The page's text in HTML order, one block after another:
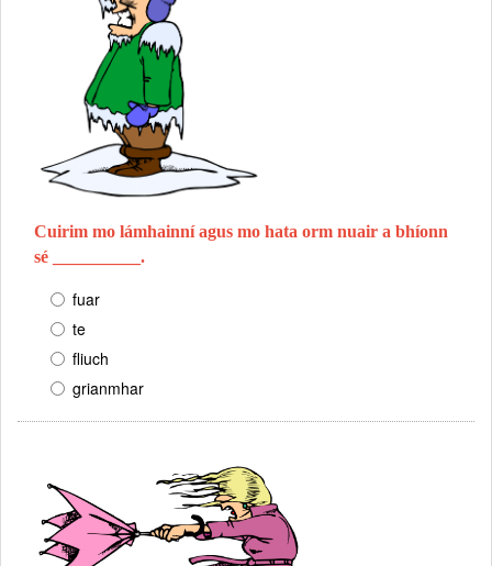
Cuirim mo lámhainní agus mo hata orm nuair a bhíonn
sé __________.
fuar
te
fliuch
grianmhar